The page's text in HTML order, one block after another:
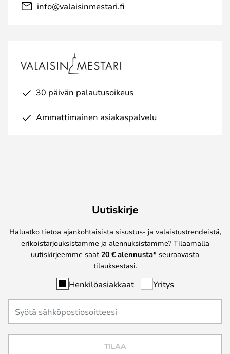
info@valaisinmestari.fi
30 päivän palautusoikeus
Ammattimainen asiakaspalvelu
Uutiskirje
Haluatko tietoa ajankohtaisista sisustus- ja valaistustrendeistä,
erikoistarjouksistamme ja alennuksistamme? Tilaamalla
uutiskirjeemme saat 20 € alennusta* seuraavasta
tilauksestasi.
Henkilöasiakkaat Yritys
TILAA